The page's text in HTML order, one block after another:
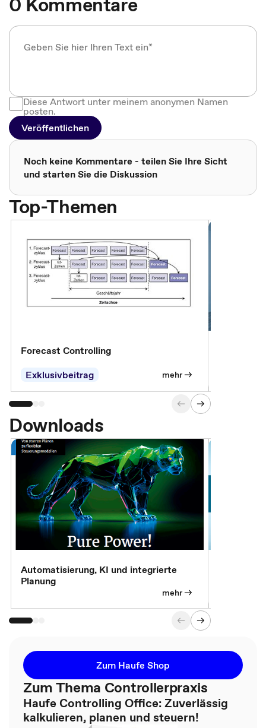
Diese Antwort unter meinem anonymen Namen
posten.
Veröffentlichen
Noch keine Kommentare - teilen Sie Ihre Sicht
und starten Sie die Diskussion
Top-Themen
Forecast Controlling
Exklusivbeitrag
mehr
Downloads
Automatisierung, KI und integrierte
Planung
mehr
Zum Haufe Shop
Zum Thema Controllerpraxis
Haufe Controlling Office: Zuverlässig
kalkulieren, planen und steuern!